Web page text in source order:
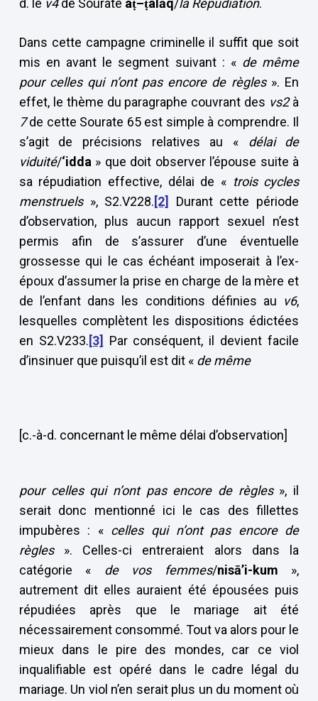
d. le v4de Sourate aṭ–ṭalāq/la Répudiation.
Dans cette campagne criminelle il suffit que soit
mis en avant le segment suivant : « de même
pour celles qui n’ont pas encore de règles ». En
effet, le thème du paragraphe couvrant des vs2à
7de cette Sourate 65 est simple à comprendre. Il
s’agit de précisions relatives au « délai de
viduité/‘idda » que doit observer l’épouse suite à
sa répudiation effective, délai de « trois cycles
menstruels», S2.V228.[2]
Durant cette période
d’observation, plus aucun rapport sexuel n’est
permis afin de s’assurer d’une éventuelle
grossesse qui le cas échéant imposerait à l’ex-
époux d’assumer la prise en charge de la mère et
de l’enfant dans les conditions définies au v6,
lesquelles complètent les dispositions édictées
en S2.V233.[3]
Par conséquent, il devient facile
d’insinuer que puisqu’il est dit « de même
[c.-à-d. concernant le même délai d’observation]
pour celles qui n’ont pas encore de règles », il
serait donc mentionné ici le cas des fillettes
impubères : « celles qui n’ont pas encore de
règles». Celles-ci entreraient alors dans la
catégorie « de vos femmes/nisā’i-kum »,
autrement dit elles auraient été épousées puis
répudiées après que le mariage ait été
nécessairement consommé. Tout va alors pour le
mieux dans le pire des mondes, car ce viol
inqualifiable est opéré dans le cadre légal du
mariage. Un viol n’en serait plus un du moment où